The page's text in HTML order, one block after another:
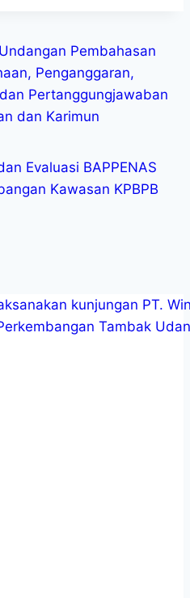
Pembahasan
Penganggaran,
Pertanggungjawaban
dan Karimun
Evaluasi BAPPENAS
Kawasan KPBPB